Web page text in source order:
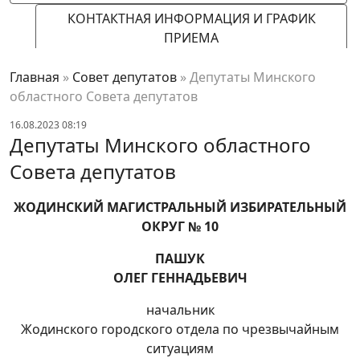
Главная » Совет депутатов »Депутаты Минского
областного Совета депутатов
16.08.2023 08:19
Депутаты Минского областного
Совета депутатов
ЖОДИНСКИЙ МАГИСТРАЛЬНЫЙ ИЗБИРАТЕЛЬНЫЙ
ОКРУГ № 10
ПАШУК
ОЛЕГ ГЕННАДЬЕВИЧ
начальник
Жодинского городского отдела по чрезвычайным
ситуациям
КОНТАКТНАЯ ИНФОРМАЦИЯ И ГРАФИК
ПРИЕМА